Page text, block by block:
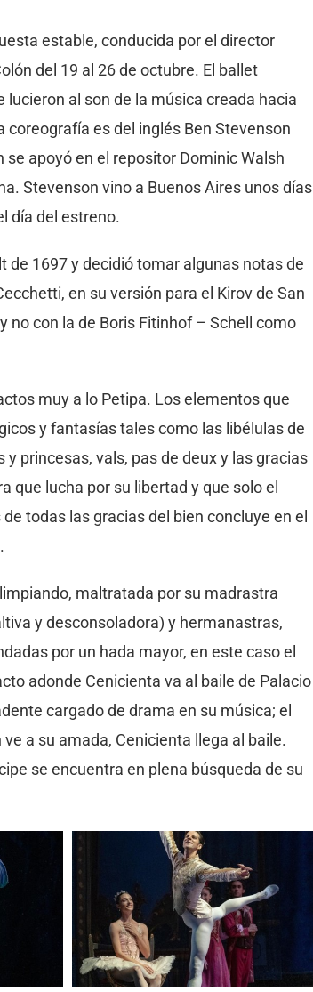
estable, conducida por el director
del 19 al 26 de octubre. El ballet
al son de la música creada hacia
coreografía es del inglés Ben Stevenson
apoyó en el repositor Dominic Walsh
Stevenson vino a Buenos Aires unos días
día del estreno.
de 1697 y decidió tomar algunas notas de
en su versión para el Kirov de San
no con la de Boris Fitinhof – Schell como
muy a lo Petipa. Los elementos que
y fantasías tales como las libélulas de
princesas, vals, pas de deux y las gracias
que lucha por su libertad y que solo el
todas las gracias del bien concluye en el
maltratada por su madrastra
y desconsoladora) y hermanastras,
por un hada mayor, en este caso el
adonde Cenicienta va al baile de Palacio
cargado de drama en su música; el
a su amada, Cenicienta llega al baile.
se encuentra en plena búsqueda de su